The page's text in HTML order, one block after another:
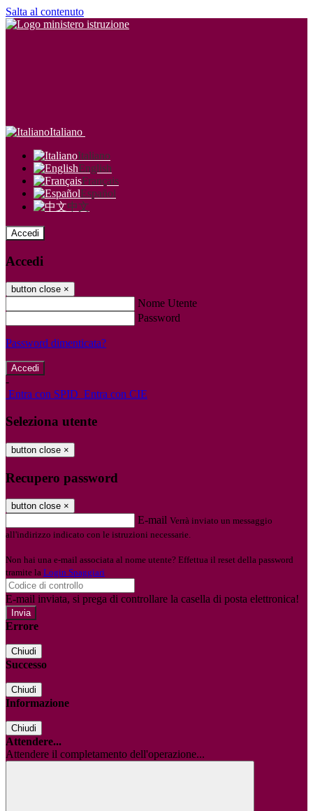
Salta al contenuto
Italiano
Italiano
English
Français
Español
中文
Accedi
Accedi
button close ×
Nome Utente
Password
Password dimenticata?
-
Entra con SPID Entra con CIE
Seleziona utente
button close ×
Recupero password
button close ×
E-mail Verrà inviato un messaggio
all'indirizzo indicato con le istruzioni necessarie.
Non hai una e-mail associata al nome utente? Effettua il reset della password
tramite la Login Spaggiari
E-mail inviata, si prega di controllare la casella di posta elettronica!
Errore
Chiudi
Successo
Chiudi
Informazione
Chiudi
Attendere...
Attendere il completamento dell'operazione...